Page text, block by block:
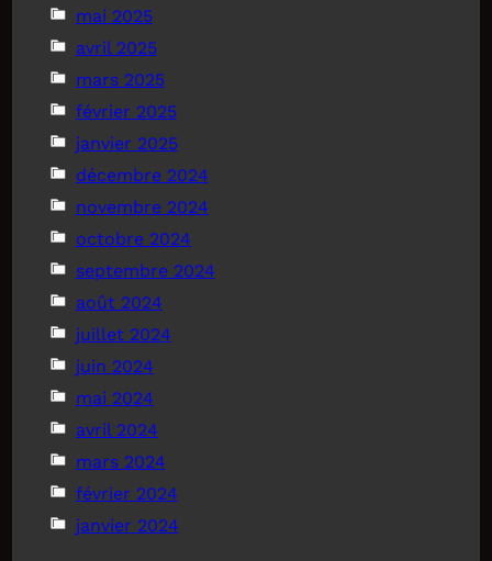
mai 2025
avril 2025
mars 2025
février 2025
janvier 2025
décembre 2024
novembre 2024
octobre 2024
septembre 2024
août 2024
juillet 2024
juin 2024
mai 2024
avril 2024
mars 2024
février 2024
janvier 2024